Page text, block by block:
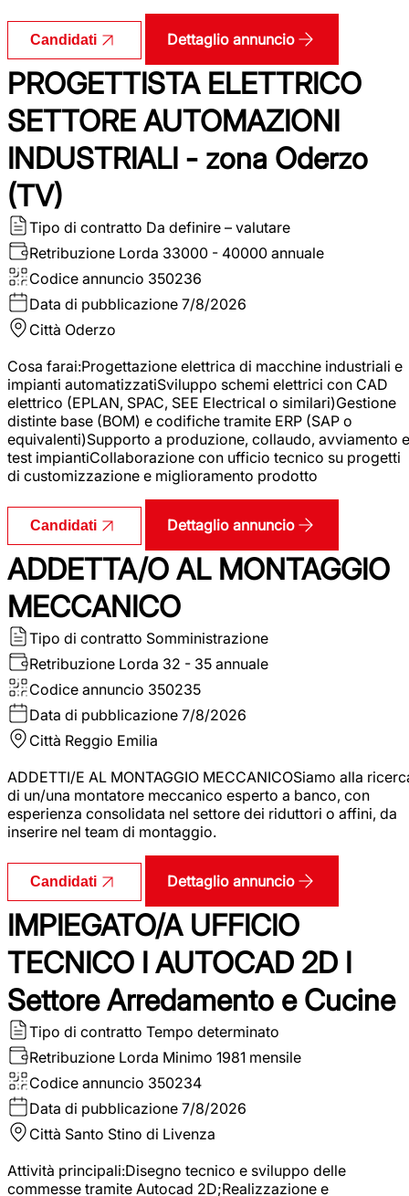
Candidati Dettaglio annuncio
PROGETTISTA ELETTRICO
SETTORE AUTOMAZIONI
INDUSTRIALI - zona Oderzo
(TV)
Tipo di contratto Da definire – valutare
Retribuzione Lorda 33000 - 40000 annuale
Codice annuncio 350236
Data di pubblicazione 7/8/2026
Città Oderzo
Cosa farai:Progettazione elettrica di macchine industriali e
impianti automatizzatiSviluppo schemi elettrici con CAD
elettrico (EPLAN, SPAC, SEE Electrical o similari)Gestione
distinte base (BOM) e codifiche tramite ERP (SAP o
equivalenti)Supporto a produzione, collaudo, avviamento e
test impiantiCollaborazione con ufficio tecnico su progetti
di customizzazione e miglioramento prodotto
Candidati Dettaglio annuncio
ADDETTA/O AL MONTAGGIO
MECCANICO
Tipo di contratto Somministrazione
Retribuzione Lorda 32 - 35 annuale
Codice annuncio 350235
Data di pubblicazione 7/8/2026
Città Reggio Emilia
ADDETTI/E AL MONTAGGIO MECCANICOSiamo alla
di un/una montatore meccanico esperto a banco, con
esperienza consolidata nel settore dei riduttori o affini, da
inserire nel team di montaggio.
Candidati Dettaglio annuncio
IMPIEGATO/A UFFICIO
TECNICO I AUTOCAD 2D I
Settore Arredamento e Cucine
Tipo di contratto Tempo determinato
Retribuzione Lorda Minimo 1981 mensile
Codice annuncio 350234
Data di pubblicazione 7/8/2026
Città Santo Stino di Livenza
Attività principali:Disegno tecnico e sviluppo delle
commesse tramite Autocad 2D;Realizzazione e